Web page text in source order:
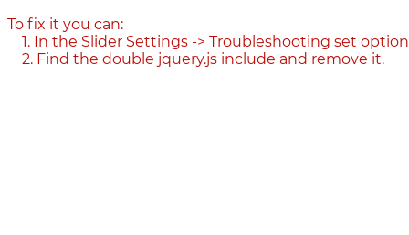
To fix it you can:
1. In the Slider Settings -> Troubleshooting set
2. Find the double jquery.js include and remove it.